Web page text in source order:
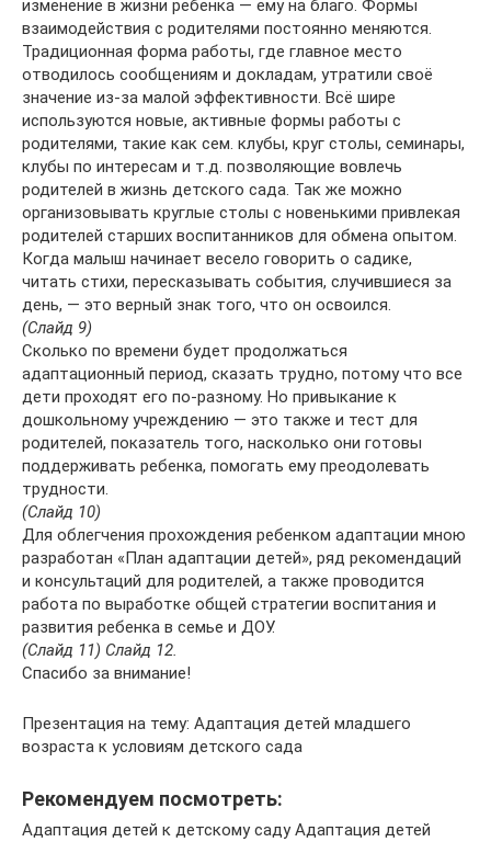
изменение в жизни ребенка — ему на благо. Формы
взаимодействия с родителями постоянно меняются.
Традиционная форма работы, где главное место
отводилось сообщениям и докладам, утратили своё
значение из-за малой эффективности. Всё шире
используются новые, активные формы работы с
родителями, такие как сем. клубы, круг столы, семинары,
клубы по интересам и т.д. позволяющие вовлечь
родителей в жизнь детского сада. Так же можно
организовывать круглые столы с новенькими привлекая
родителей старших воспитанников для обмена опытом.
Когда малыш начинает весело говорить о садике,
читать стихи, пересказывать события, случившиеся за
день, — это верный знак того, что он освоился.
(Слайд 9)
Сколько по времени будет продолжаться
адаптационный период, сказать трудно, потому что все
дети проходят его по-разному. Но привыкание к
дошкольному учреждению — это также и тест для
родителей, показатель того, насколько они готовы
поддерживать ребенка, помогать ему преодолевать
трудности.
(Слайд 10)
Для облегчения прохождения ребенком адаптации мною
разработан «План адаптации детей», ряд рекомендаций
и консультаций для родителей, а также проводится
работа по выработке общей стратегии воспитания и
развития ребенка в семье и ДОУ.
(Слайд 11) Слайд 12.
Спасибо за внимание!
Презентация на тему: Адаптация детей младшего
возраста к условиям детского сада
Рекомендуем посмотреть:
Адаптация детей к детскому саду Адаптация детей